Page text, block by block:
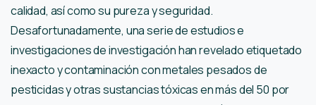
calidad, así como su pureza y seguridad.
Desafortunadamente, una serie de estudios e
investigaciones de investigación han revelado etiquetado
inexacto y contaminación con metales pesados ​​de
pesticidas y otras sustancias tóxicas en más del 50 por